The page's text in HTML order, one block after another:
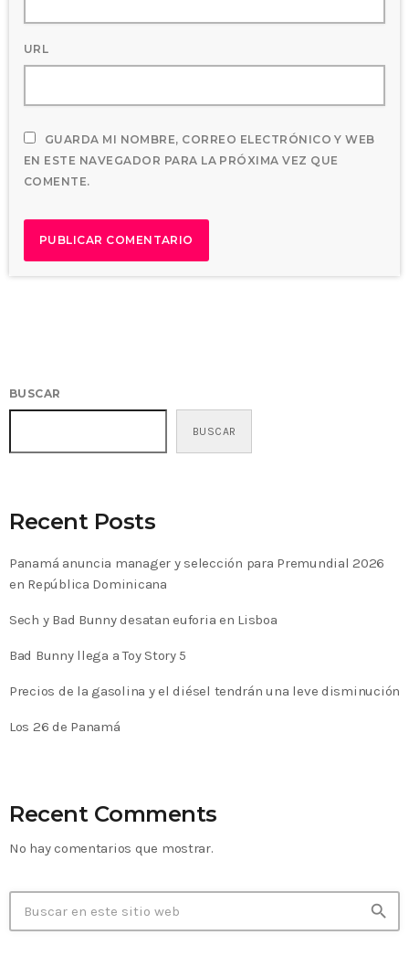
URL
GUARDA MI NOMBRE, CORREO ELECTRÓNICO Y WEB
EN ESTE NAVEGADOR PARA LA PRÓXIMA VEZ QUE
COMENTE.
BUSCAR
BUSCAR
Recent Posts
Panamá anuncia manager y selección para Premundial 2026
en República Dominicana
Sech y Bad Bunny desatan euforia en Lisboa
Bad Bunny llega a Toy Story 5
Precios de la gasolina y el diésel tendrán una leve disminución
Los 26 de Panamá
Recent Comments
No hay comentarios que mostrar.
search